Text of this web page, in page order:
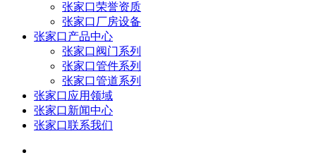
张家口荣誉资质
张家口厂房设备
张家口产品中心
张家口阀门系列
张家口管件系列
张家口管道系列
张家口应用领域
张家口新闻中心
张家口联系我们